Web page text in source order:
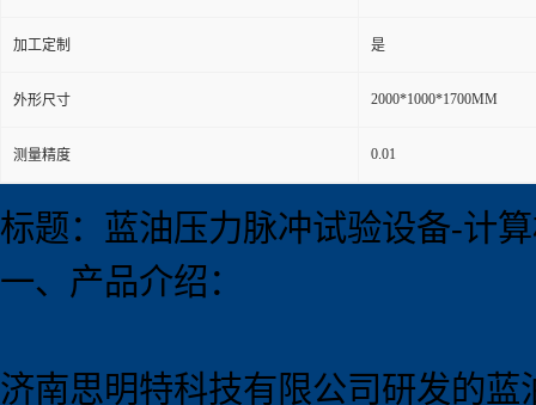
加工定制 是
外形尺寸 2000*1000*1700MM
测量精度 0.01
标题：蓝油压力脉冲试验设备-计
一、产品介绍：
济南思明特科技有限公司研发的蓝